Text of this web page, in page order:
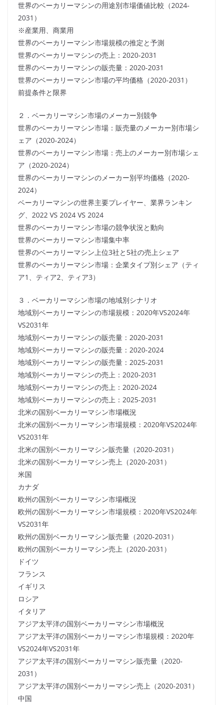
世界のベーカリーマシンの用途別市場価値比較（2024-
2031）
※産業用、商業用
世界のベーカリーマシン市場規模の推定と予測
世界のベーカリーマシンの売上：2020-2031
世界のベーカリーマシンの販売量：2020-2031
世界のベーカリーマシン市場の平均価格（2020-2031）
前提条件と限界
２．ベーカリーマシン市場のメーカー別競争
世界のベーカリーマシン市場：販売量のメーカー別市場シ
ェア（2020-2024）
世界のベーカリーマシン市場：売上のメーカー別市場シェ
ア（2020-2024）
世界のベーカリーマシンのメーカー別平均価格（2020-
2024）
ベーカリーマシンの世界主要プレイヤー、業界ランキン
グ、2022 VS 2024 VS 2024
世界のベーカリーマシン市場の競争状況と動向
世界のベーカリーマシン市場集中率
世界のベーカリーマシン上位3社と5社の売上シェア
世界のベーカリーマシン市場：企業タイプ別シェア（ティ
ア1、ティア2、ティア3）
３．ベーカリーマシン市場の地域別シナリオ
地域別ベーカリーマシンの市場規模：2020年VS2024年
VS2031年
地域別ベーカリーマシンの販売量：2020-2031
地域別ベーカリーマシンの販売量：2020-2024
地域別ベーカリーマシンの販売量：2025-2031
地域別ベーカリーマシンの売上：2020-2031
地域別ベーカリーマシンの売上：2020-2024
地域別ベーカリーマシンの売上：2025-2031
北米の国別ベーカリーマシン市場概況
北米の国別ベーカリーマシン市場規模：2020年VS2024年
VS2031年
北米の国別ベーカリーマシン販売量（2020-2031）
北米の国別ベーカリーマシン売上（2020-2031）
米国
カナダ
欧州の国別ベーカリーマシン市場概況
欧州の国別ベーカリーマシン市場規模：2020年VS2024年
VS2031年
欧州の国別ベーカリーマシン販売量（2020-2031）
欧州の国別ベーカリーマシン売上（2020-2031）
ドイツ
フランス
イギリス
ロシア
イタリア
アジア太平洋の国別ベーカリーマシン市場概況
アジア太平洋の国別ベーカリーマシン市場規模：2020年
VS2024年VS2031年
アジア太平洋の国別ベーカリーマシン販売量（2020-
2031）
アジア太平洋の国別ベーカリーマシン売上（2020-2031）
中国